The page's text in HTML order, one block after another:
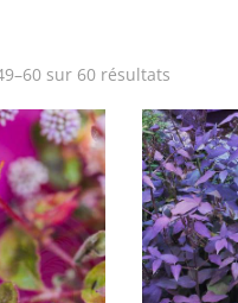
sur 60 résultats
plus
récent
au
plus
ancien